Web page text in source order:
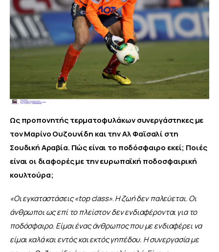
Ως προπονητής τερματοφυλάκων συνεργάστηκες με
τον Μαρίνο Ουζουνίδη και την Αλ Φαϊσαλί στη
Σουδική Αραβία. Πώς είναι το ποδόσφαιρο εκεί; Ποιές
είναι οι διαφορές με την ευρωπαϊκή ποδοσφαιρική
κουλτούρα;
«Οι εγκαταστάσεις «top class». Η ζωή δεν παλεύεται.Οι
άνθρωποι ως επί το πλείστον δεν ενδιαφέρονται για το
ποδόσφαιρο. Είμαι ένας άνθρωπος που με ενδιαφέρει να
είμαι καλά και εντός και εκτός γηπέδου. Η συνεργασία με